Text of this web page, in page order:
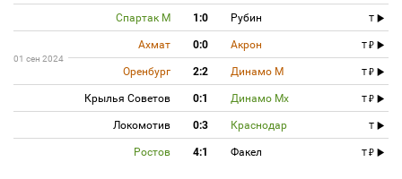
Спартак М 1:0 Рубин T
Ахмат 0:0 Акрон
T
01 сен 2024
Оренбург 2:2 Динамо М T
Крылья Советов 0:1 Динамо Мх T
Локомотив 0:3 Краснодар T
Ростов 4:1 Факел T